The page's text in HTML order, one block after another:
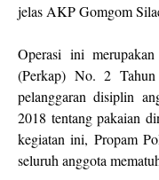
jelas AKP Gomgom
Operasi ini
(Perkap) No. 2 Tahun
pelanggaran disiplin
2018 tentang pakaian
kegiatan ini, Propam
seluruh anggota